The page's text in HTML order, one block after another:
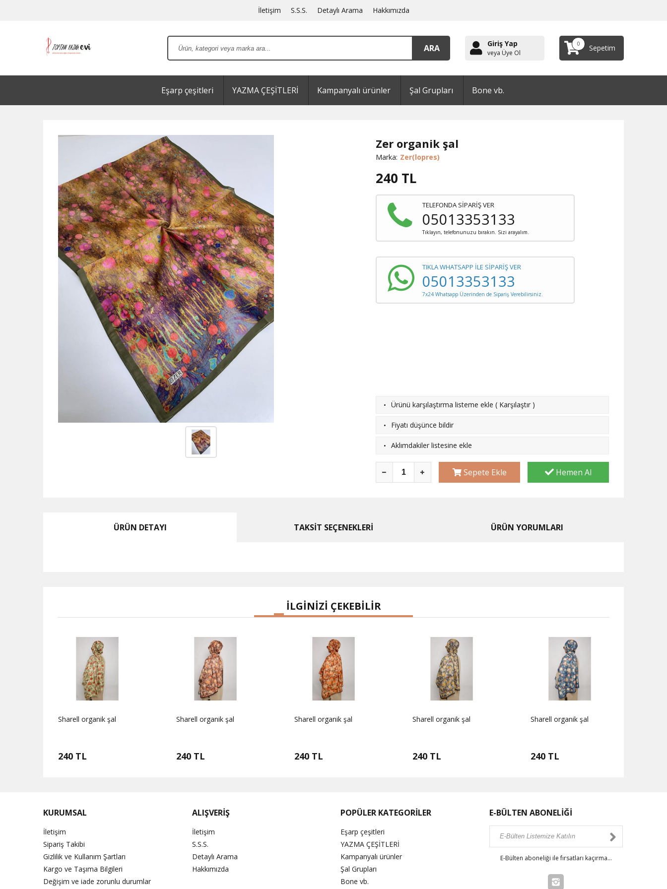
İletişim S.S.S. Detaylı Arama Hakkımızda
Giriş Yap
veya Üye Ol
0 Sepetim
Eşarp çeşitleri YAZMA ÇEŞİTLERİ Kampanyalı ürünler Şal Grupları Bone vb.
Zer organik şal
Marka: Zer(lopres)
240 TL
TELEFONDA SİPARİŞ VER
05013353133
Tıklayın, telefonunuzu bırakın. Sizi arayalım.
TIKLA WHATSAPP İLE SİPARİŞ VER
05013353133
7x24 Whatsapp Üzerinden de Sipariş Verebilirsiniz.
· Ürünü karşılaştırma listeme ekle ( Karşılaştır )
· Fiyatı düşünce bildir
· Aklımdakiler listesine ekle
Sepete Ekle Hemen Al
ÜRÜN DETAYI TAKSİT SEÇENEKLERİ ÜRÜN YORUMLARI
İLGİNİZİ ÇEKEBİLİR
Sharell organik şal
240 TL
Sharell organik şal
240 TL
Sharell organik şal
240 TL
Sharell organik şal
240 TL
Sharell organik şal
240 TL
KURUMSAL
İletişim
Sipariş Takibi
Gizlilik ve Kullanım Şartları
Kargo ve Taşıma Bilgileri
Değişim ve iade zorunlu durumlar
ALIŞVERİŞ
İletişim
S.S.S.
Detaylı Arama
Hakkımızda
POPÜLER KATEGORİLER
Eşarp çeşitleri
YAZMA ÇEŞİTLERİ
Kampanyalı ürünler
Şal Grupları
Bone vb.
E-BÜLTEN ABONELİĞİ
E-Bülten aboneliği ile fırsatları kaçırma...